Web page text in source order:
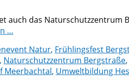
auch das Naturschutzzentrum
…
Natur, Frühlingsfest
, Naturschutzzentrum Bergstraße,
Meerbachtal, Umweltbildung